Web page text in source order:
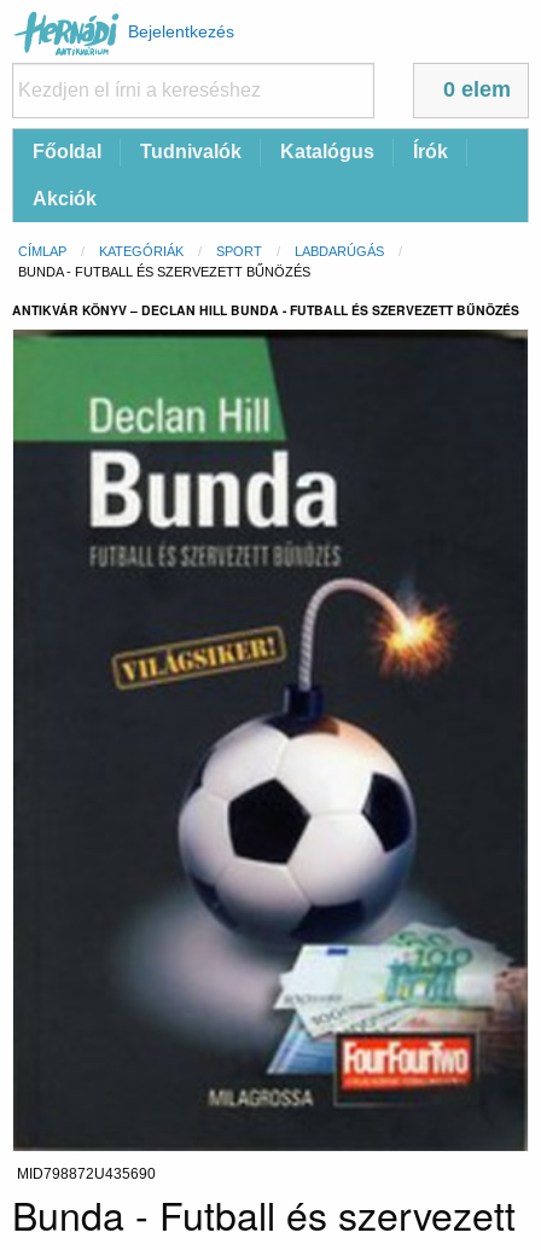
Felhasználói
fiók
menüje
Bejelentkezés
0 elem
FőFőoldal Tudnivalók Katalógus Írók
Akciók
Morzsa
CÍMLAP KATEGÓRIÁK SPORT
LABDARÚGÁS
CURRENT:
BUNDA - FUTBALL ÉS SZERVEZETT BŰNÖZÉS
ANTIKVÁR KÖNYV – DECLAN HILL BUNDA - FUTBALL ÉS SZERVEZETT BŰNÖZÉS
MID798872U435690
Bunda - Futball és szervezett